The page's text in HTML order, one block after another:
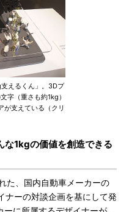
支えるくん」。3Dプ
字（重さも約1kg）
が支えている（クリ
な1kgの価値を創造できる
た、国内自動車メーカーの
ナーの対談企画を基にして発